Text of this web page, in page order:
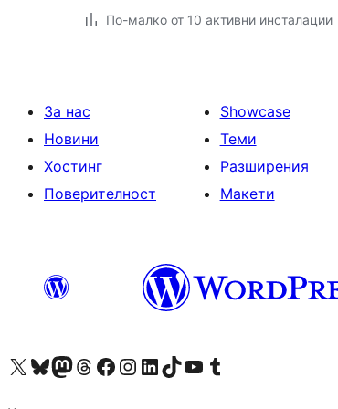
По-малко от 10 активни инсталации
За нас
Новини
Хостинг
Поверителност
Showcase
Теми
Разширения
Макети
Visit our X (formerly Twitter) account
Visit our Bluesky account
Visit our Mastodon account
Visit our Threads account
Посетете нашата страница във Facebook
Посетете нашия профил в Instagram
Посетете нашия профил в LinkedIn
Visit our TikTok account
Visit our YouTube channel
Visit our Tumblr account